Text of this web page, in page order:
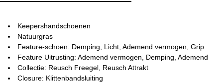
Keepershandschoenen
Natuurgras
Feature-schoen: Demping, Licht, Ademend vermogen, Grip
Feature Uitrusting: Ademend vermogen, Demping, Ademend
Collectie: Reusch Freegel, Reusch Attrakt
Closure: Klittenbandsluiting